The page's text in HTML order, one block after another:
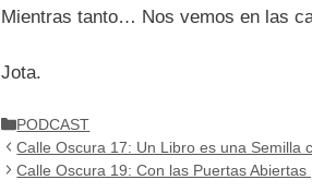
Mientras tanto… Nos vemos en las
Jota.
Categorías
PODCAST
Calle Oscura 17: Un Libro es una Semilla
Calle Oscura 19: Con las Puertas Abiertas